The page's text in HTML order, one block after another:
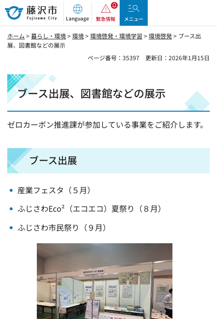
藤沢市
Language 緊急情報 メニュー
ホーム >暮らし・環境>環境>環境啓発・環境学習 >環境啓発> ブース出
展、図書館などの展示
ページ番号：35397
更新日：2026年1月15日
ブース出展、図書館などの展示
ゼロカーボン推進課が参加している事業をご紹介します。
ブース出展
産業フェスタ（５月）
ふじさわEco²（エコエコ）夏祭り（８月）
ふじさわ市民祭り（９月）